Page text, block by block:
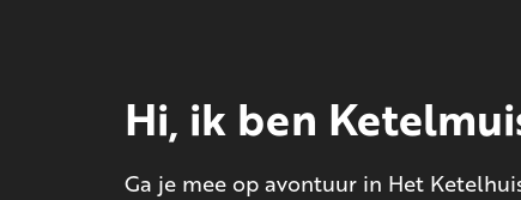
Hi, ik ben
Ga je mee op avontuur in Het